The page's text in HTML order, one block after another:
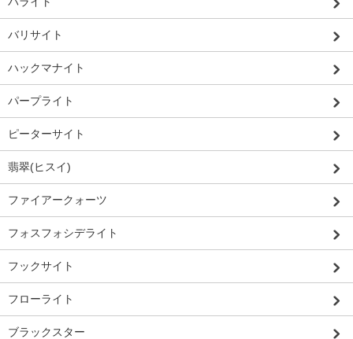
バリサイト
ハックマナイト
パープライト
ピーターサイト
翡翠(ヒスイ)
ファイアークォーツ
フォスフォシデライト
フックサイト
フローライト
ブラックスター